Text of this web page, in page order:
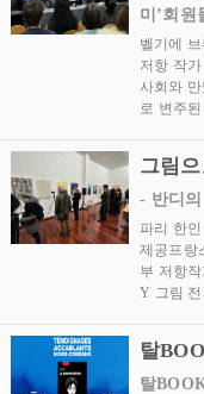
미’회원
벨기에
저항 작
사회와
로 변주
그림
- 반디
파리 한
제공프랑
부 저항
Y 그림
탈
탈